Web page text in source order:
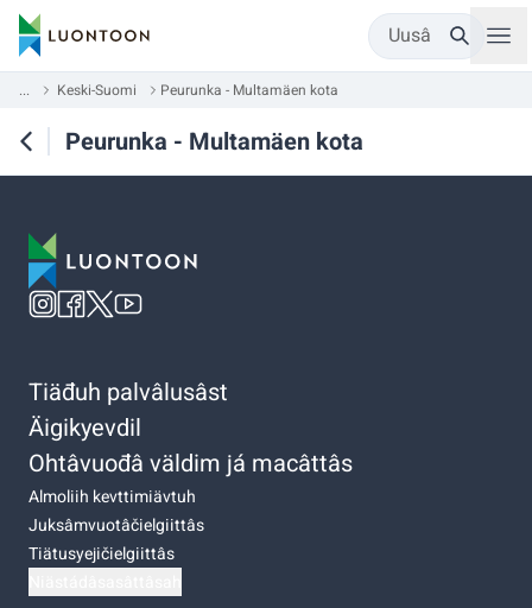
Uusâ
... Keski-Suomi Peurunka - Multamäen kota
Peurunka - Multamäen kota
Tiäđuh palvâlusâst
Äigikyevdil
Ohtâvuođâ väldim já macâttâs
Almoliih kevttimiävtuh
Juksâmvuotâčielgiittâs
Tiätusyejičielgiittâs